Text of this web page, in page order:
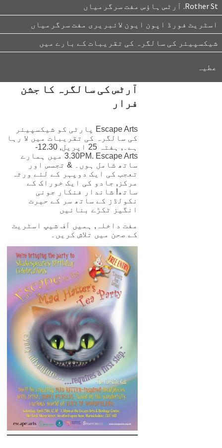
Rother St. آرٹس ہاؤس مفت سرگرمیاں
اسٹریٹ فورڈ اپون ایون لائبریری مفت سرگرمیاں
شیکسپیئر کی سالگرہ کی تقریبات کے بارے میں
عطیہ
آرٹس کی سالگرہ کا جشن
فرار
Escape Arts پارٹی کو شیکسپیئر
کی سالگرہ کی تقریبات میں لا رہا
ہے۔, ہفتہ 25 اپریل, 12.30-
3.30PM. Escape Arts میں ہمارے
ساتھ شامل ہوں۔ & تجسس اور
تعجب کی ایک دوپہر کے لئے ورثہ
مرکز, جادو کی ایک خوراک کے
ساتھ! شاندار فنکار جونی
نکولڈز کے ساتھ سر کے حیرت
انگیز ٹکڑے بنائیں
مفت داخلہ, ہمیں آف شیپ اسٹریٹ
کے صحن میں تلاش کریں۔